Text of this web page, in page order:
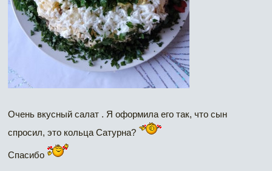
Очень вкусный салат . Я оформила его так, что сын
спросил, это кольца Сатурна?
Спасибо